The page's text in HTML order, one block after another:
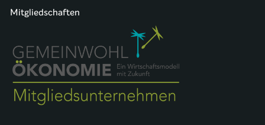
Mitgliedschaften